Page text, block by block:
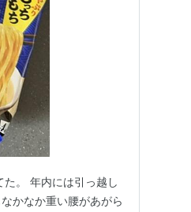
。 年内には引っ越し
かなか重い腰があがら